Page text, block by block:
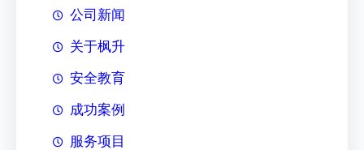
公司新闻
关于枫升
安全教育
成功案例
服务项目